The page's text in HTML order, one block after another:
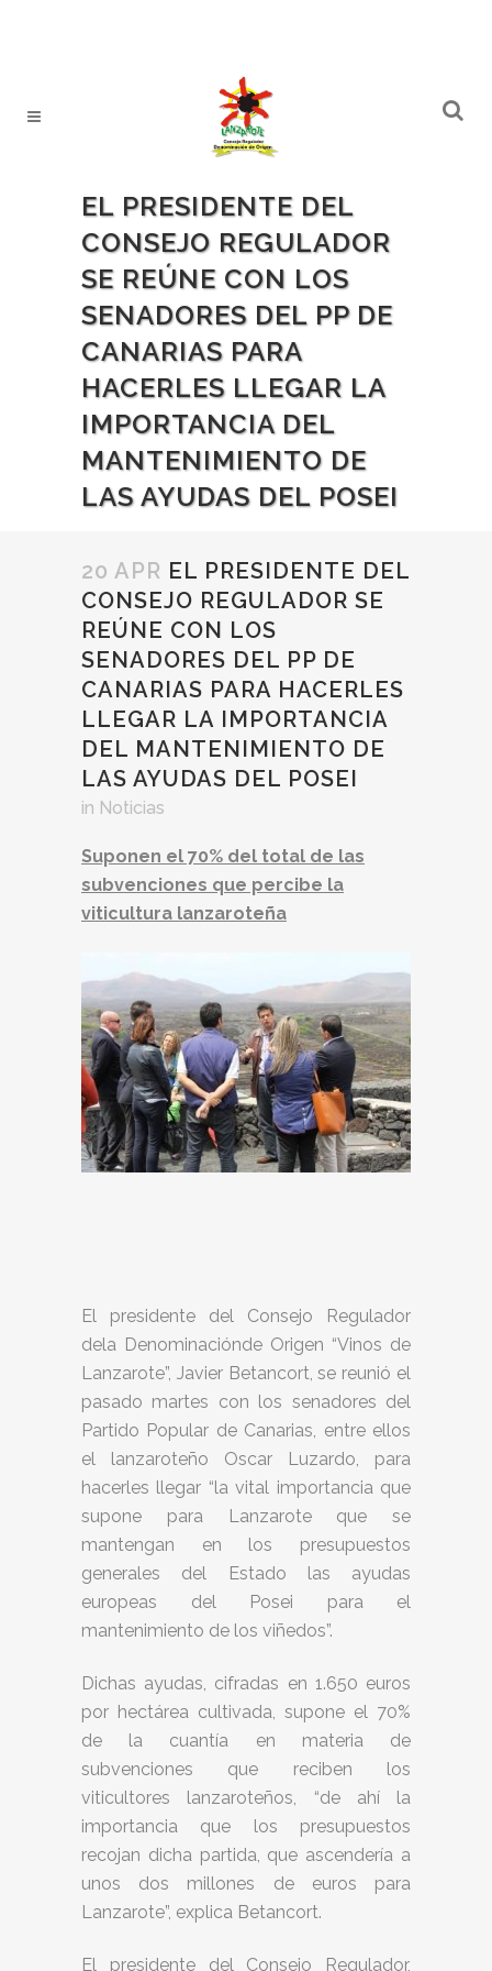
EL PRESIDENTE DEL
CONSEJO REGULADOR
SE REÚNE CON LOS
SENADORES DEL PP DE
CANARIAS PARA
HACERLES LLEGAR LA
IMPORTANCIA DEL
MANTENIMIENTO DE
LAS AYUDAS DEL POSEI
20 APR EL PRESIDENTE DEL
CONSEJO REGULADOR SE
REÚNE CON LOS
SENADORES DEL PP DE
CANARIAS PARA HACERLES
LLEGAR LA IMPORTANCIA
DEL MANTENIMIENTO DE
LAS AYUDAS DEL POSEI
in Noticias
Suponen el 70% del total de las
subvenciones que percibe la
viticultura lanzaroteña
El presidente del Consejo Regulador
dela Denominaciónde Origen “Vinos de
Lanzarote”, Javier Betancort, se reunió el
pasado martes con los senadores del
Partido Popular de Canarias, entre ellos
el lanzaroteño Oscar Luzardo, para
hacerles llegar “la vital importancia que
supone para Lanzarote que se
mantengan en los presupuestos
generales del Estado las ayudas
europeas del Posei para el
mantenimiento de los viñedos”.
Dichas ayudas, cifradas en 1.650 euros
por hectárea cultivada, supone el 70%
de la cuantía en materia de
subvenciones que reciben los
viticultores lanzaroteños, “de ahí la
importancia que los presupuestos
recojan dicha partida, que ascendería a
unos dos millones de euros para
Lanzarote”, explica Betancort.
El presidente del Consejo Regulador,